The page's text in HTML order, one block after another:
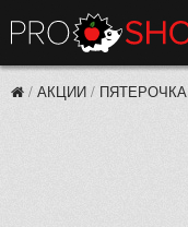
/ АКЦИИ / ПЯТЕРОЧКА